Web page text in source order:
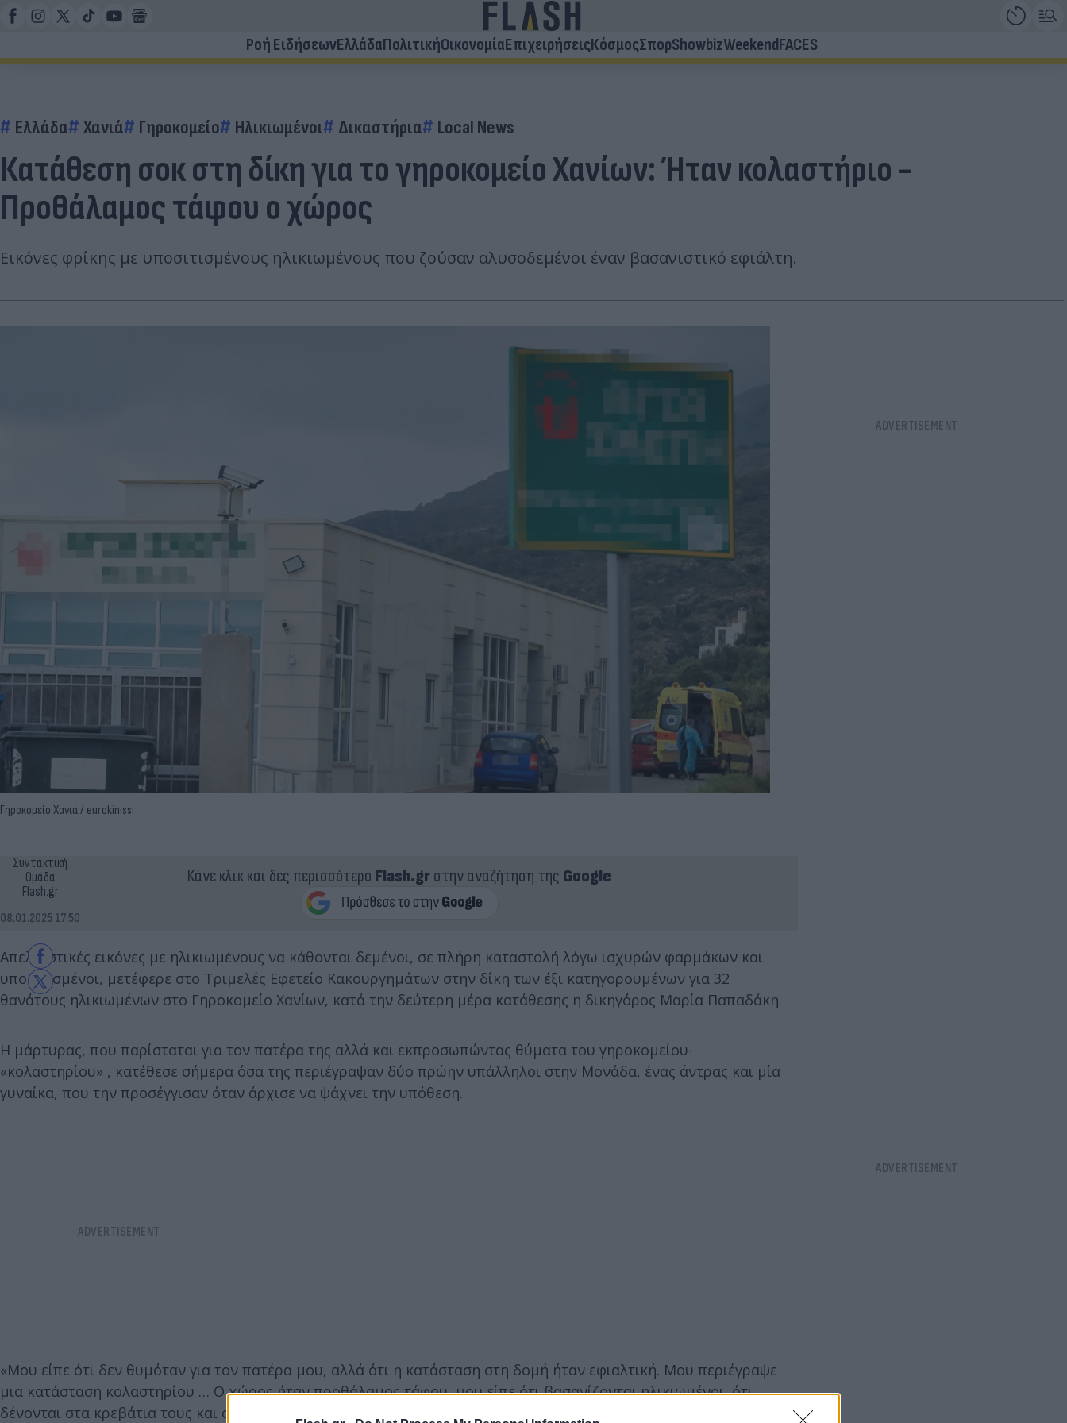
Ροή ΕιδήσεωνΕλλάδαΠολιτικήΟικονομίαΕπιχειρήσειςΚόσμοςΣπορShowbizWeekendFACES
Ελλάδα Χανιά Γηροκομείο Ηλικιωμένοι Δικαστήρια Local News
Κατάθεση σοκ στη δίκη για το γηροκομείο Χανίων: Ήταν κολαστήριο -
Προθάλαμος τάφου ο χώρος
Εικόνες φρίκης με υποσιτισμένους ηλικιωμένους που ζούσαν αλυσοδεμένοι έναν βασανιστικό εφιάλτη.
Γηροκομείο Χανιά / eurokinissi
Συντακτική
Ομάδα
Flash.gr
08.01.2025 17:50
Κάνε κλικ και δες περισσότερο Flash.grστην αναζήτηση της Google
Απελπιστικές εικόνες με ηλικιωμένους να κάθονται δεμένοι, σε πλήρη καταστολή λόγω ισχυρών φαρμάκων και
υποσιτισμένοι, μετέφερε στο Τριμελές Εφετείο Κακουργημάτων στην δίκη των έξι κατηγορουμένων για 32
θανάτους ηλικιωμένων στο Γηροκομείο Χανίων, κατά την δεύτερη μέρα κατάθεσης η δικηγόρος Μαρία Παπαδάκη.
Η μάρτυρας, που παρίσταται για τον πατέρα της αλλά και εκπροσωπώντας θύματα του γηροκομείου-
«κολαστηρίου» , κατέθεσε σήμερα όσα της περιέγραψαν δύο πρώην υπάλληλοι στην Μονάδα, ένας άντρας και μία
γυναίκα, που την προσέγγισαν όταν άρχισε να ψάχνει την υπόθεση.
«Μου είπε ότι δεν θυμόταν για τον πατέρα μου, αλλά ότι η κατάσταση στη δομή ήταν εφιαλτική. Μου περιέγραψε
μια κατάσταση κολαστηρίου … Ο χώρος ήταν προθάλαμος τάφου, μου είπε ότι βασανίζονται ηλικιωμένοι, ότι
δένονται στα κρεβάτια τους και στις καρέκλες, και πολύ συχνά κι αυτές δένονταν σε σταθερά σημεία, προκειμένου